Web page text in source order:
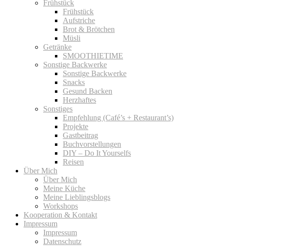
Frühstück
Frühstück
Aufstriche
Brot & Brötchen
Müsli
Getränke
SMOOTHIETIME
Sonstige Backwerke
Sonstige Backwerke
Snacks
Gesund Backen
Herzhaftes
Sonstiges
Empfehlung (Café’s + Restaurant’s)
Projekte
Gastbeitrag
Buchvorstellungen
DIY – Do It Yourselfs
Reisen
Über Mich
Über Mich
Meine Küche
Meine Lieblingsblogs
Workshops
Kooperation & Kontakt
Impressum
Impressum
Datenschutz